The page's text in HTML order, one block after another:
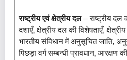
राष्ट्रीय एवं क्षेत्रीय दल– राष्ट्रीय दल
दशाएँ, क्षेत्रीय दल की विशेषताएँ,
भारतीय संविधान में अनुसूचित जाति,
पिछड़ा वर्ग सम्बन्धी प्रावधान, आरक्षण